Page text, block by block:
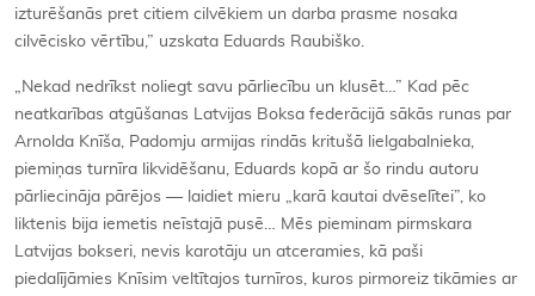
izturēšanās pret citiem cilvēkiem un darba prasme nosaka
cilvēcisko vērtību,” uzskata Eduards Raubiško.
„Nekad nedrīkst noliegt savu pārliecību un klusēt…” Kad pēc
neatkarības atgūšanas Latvijas Boksa federācijā sākās runas par
Arnolda Knīša, Padomju armijas rindās kritušā lielgabalnieka,
piemiņas turnīra likvidēšanu, Eduards kopā ar šo rindu autoru
pārliecināja pārējos — laidiet mieru „karā kautai dvēselītei”, ko
liktenis bija iemetis neīstajā pusē… Mēs pieminam pirmskara
Latvijas bokseri, nevis karotāju un atceramies, kā paši
piedalījāmies Knīsim veltītajos turnīros, kuros pirmoreiz tikāmies ar